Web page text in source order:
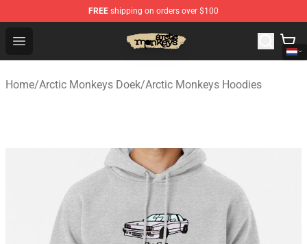
FREE shipping on orders over $100
Open menu
Arctic Monkeys Store - Official Arctic Monkeys
Home/Arctic Monkeys Doek/Arctic Monkeys Hoodies